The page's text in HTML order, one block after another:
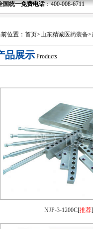
国统一免费电话：400-008-
位置： 首页>山东精诚医药装备>
品展示 Products
NJP-3-1200C[推荐]